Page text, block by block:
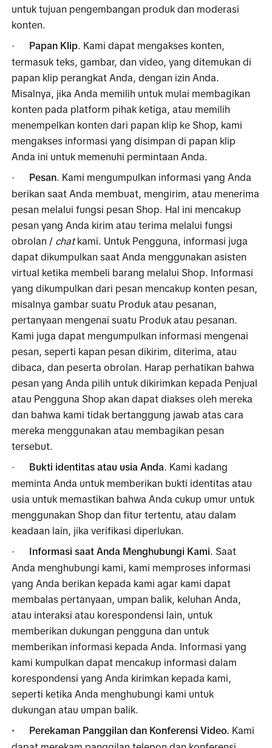
untuk tujuan pengembangan produk dan moderasi
konten.
· Papan Klip. Kami dapat mengakses konten,
termasuk teks, gambar, dan video, yang ditemukan di
papan klip perangkat Anda, dengan izin Anda.
Misalnya, jika Anda memilih untuk mulai membagikan
konten pada platform pihak ketiga, atau memilih
menempelkan konten dari papan klip ke Shop, kami
mengakses informasi yang disimpan di papan klip
Anda ini untuk memenuhi permintaan Anda.
· Pesan. Kami mengumpulkan informasi yang Anda
berikan saat Anda membuat, mengirim, atau menerima
pesan melalui fungsi pesan Shop. Hal ini mencakup
pesan yang Anda kirim atau terima melalui fungsi
obrolan / chat kami. Untuk Pengguna, informasi juga
dapat dikumpulkan saat Anda menggunakan asisten
virtual ketika membeli barang melalui Shop. Informasi
yang dikumpulkan dari pesan mencakup konten pesan,
misalnya gambar suatu Produk atau pesanan,
pertanyaan mengenai suatu Produk atau pesanan.
Kami juga dapat mengumpulkan informasi mengenai
pesan, seperti kapan pesan dikirim, diterima, atau
dibaca, dan peserta obrolan. Harap perhatikan bahwa
pesan yang Anda pilih untuk dikirimkan kepada Penjual
atau Pengguna Shop akan dapat diakses oleh mereka
dan bahwa kami tidak bertanggung jawab atas cara
mereka menggunakan atau membagikan pesan
tersebut.
· Bukti identitas atau usia Anda. Kami kadang
meminta Anda untuk memberikan bukti identitas atau
usia untuk memastikan bahwa Anda cukup umur untuk
menggunakan Shop dan fitur tertentu, atau dalam
keadaan lain, jika verifikasi diperlukan.
· Informasi saat Anda Menghubungi Kami. Saat
Anda menghubungi kami, kami memproses informasi
yang Anda berikan kepada kami agar kami dapat
membalas pertanyaan, umpan balik, keluhan Anda,
atau interaksi atau korespondensi lain, untuk
memberikan dukungan pengguna dan untuk
memberikan informasi kepada Anda. Informasi yang
kami kumpulkan dapat mencakup informasi dalam
korespondensi yang Anda kirimkan kepada kami,
seperti ketika Anda menghubungi kami untuk
dukungan atau umpan balik.
· Perekaman Panggilan dan Konferensi Video. Kami